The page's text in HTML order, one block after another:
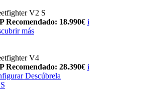
V2 S
Recomendado: 18.990€ i
más
V4
Recomendado: 28.390€ i
Descúbrela